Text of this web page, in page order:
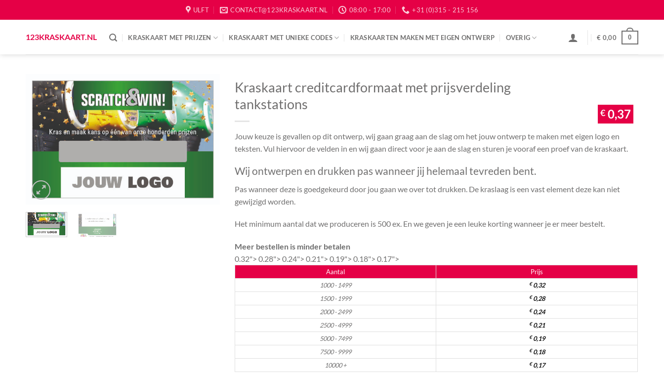
to
ULFT CONTACT@123KRASKAART.NL 08:00 - 17:00 +31 (0)315 - 215 156
123KRASKAART.NL KRASKAART MET PRIJZEN KRASKAART MET UNIEKE CODES KRASKAARTEN MAKEN MET EIGEN ONTWERP OVERIG € 0,00 0
Kraskaart creditcardformaat met prijsverdeling
tankstations
€0,37
Jouw keuze is gevallen op dit ontwerp, wij gaan graag aan de slag om het jouw ontwerp te maken met eigen logo en
teksten. Vul hiervoor de velden in en wij gaan direct voor je aan de slag en sturen je vooraf een proef van de kraskaart.
Wij ontwerpen en drukken pas wanneer jij helemaal tevreden bent.
Pas wanneer deze is goedgekeurd door jou gaan we over tot drukken. De kraslaag is een vast element deze kan niet
gewijzigd worden.
Het minimum aantal dat we produceren is 500 ex. En we geven je een leuke korting wanneer je er meer bestelt.
Meer bestellen is minder betalen
0.32">0.28">0.24">0.21">0.19">0.18">0.17">
Aantal
Prijs
1000 - 1499
€0,32
1500 - 1999
€0,28
2000 - 2499
€0,24
2500 - 4999
€0,21
5000 - 7499
€0,19
7500 - 9999
€0,18
10000 +
€0,17